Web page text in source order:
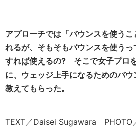
アプローチでは「バウンスを使う
れるが、そもそもバウンスを使う
すれば使えるの? そこで女子プロ
に、ウェッジ上手になるためのバ
教えてもらった。
TEXT／Daisei Sugawara PHOTO